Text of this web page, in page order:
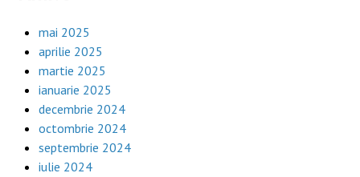
mai 2025
aprilie 2025
martie 2025
ianuarie 2025
decembrie 2024
octombrie 2024
septembrie 2024
iulie 2024